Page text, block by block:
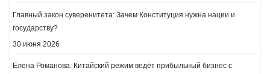
​Главный закон суверенитета: Зачем Конституция нужна нации и
государству?
30 июня 2026
Елена Романова: Китайский режим ведёт прибыльный бизнес с